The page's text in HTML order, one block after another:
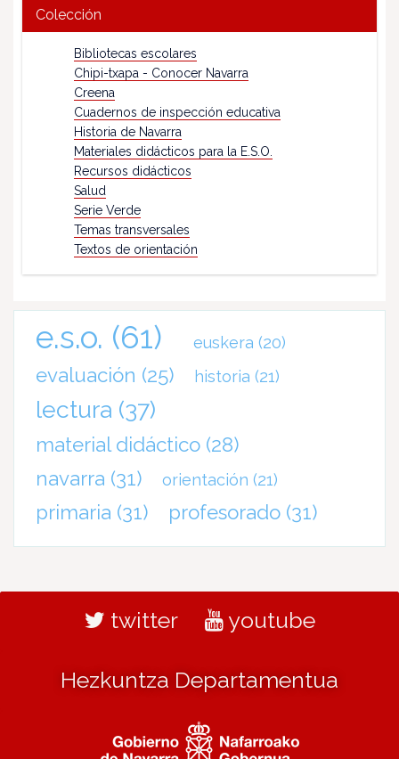
Colección
Bibliotecas escolares
Chipi-txapa - Conocer Navarra
Creena
Cuadernos de inspección educativa
Historia de Navarra
Materiales didácticos para la E.S.O.
Recursos didácticos
Salud
Serie Verde
Temas transversales
Textos de orientación
e.s.o. (61) euskera (20)
evaluación (25) historia (21)
lectura (37)
material didáctico (28)
navarra (31) orientación (21)
primaria (31) profesorado (31)
twitter youtube
Hezkuntza Departamentua